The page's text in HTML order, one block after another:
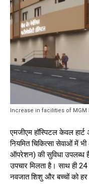
Increase in facilities of MGM
एमजीएम हॉस्पिटल केवल
नियमित चिकित्सा सेवाओं में
ऑपरेशन) की सुविधा उपलब्ध
उपचार मिलता है। साथ ही
नवजात शिशु और बच्चों को